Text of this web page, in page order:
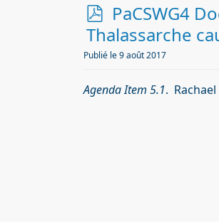
p
d
f
PaCSWG4
Thalassarche
Publié le 9 août 2017
Agenda Item 5.1.